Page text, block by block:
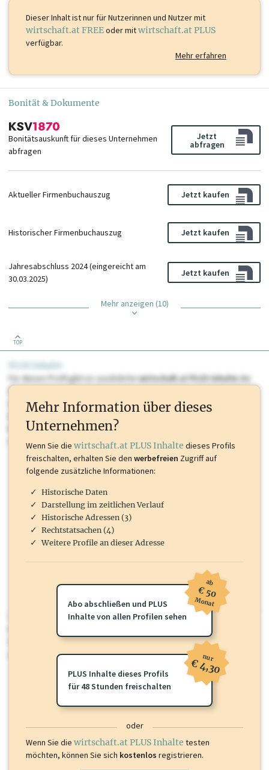
Dieser Inhalt istnur für Nutzerinnen und Nutzer mit
wirtschaft.at FREEoder mitwirtschaft.at PLUS
verfügbar.
Mehr erfahren
Bonität & Dokumente
Bonitätsauskunft für dieses Unternehmen
abfragen
Jetzt
abfragen
Aktueller Firmenbuchauszug Jetzt kaufen
Historischer Firmenbuchauszug Jetzt kaufen
Jahresabschluss 2024 (eingereicht am
30.03.2025)
Jetzt kaufen
Mehr anzeigen (10)
TOP
Für dieses Profil gibt es zusätzlichewirtschaft.at PLUS Inhaltedie
Sie momentan nicht einsehen können. Schalten Sie dieses Profil frei
oder loggen Sie sich ein um diese Inhalte zu sehen. wirtschaft.at PLUS
Marken, Patente, Rechtstatsachen, OTS-Aussendungen, und viele
mehr.
wirtschaft.at PLUS
Sie momentan nicht einsehen können. Schalten Sie dieses Profil frei
oder loggen Sie sich ein um diese Inhalte zu sehen.
Mehr Information über dieses
Unternehmen?
Wenn Sie die wirtschaft.at PLUS Inhalte dieses Profils
freischalten, erhalten Sie den werbefreien Zugriff auf
folgende zusätzliche Informationen:
Historische Daten
Darstellung im zeitlichen Verlauf
Historische Adressen (3)
Rechtstatsachen (4)
Weitere Profile an dieser Adresse
Abo abschließen und PLUS
Inhalte von allen Profilen sehen
ab
€ 50
Monat
PLUS Inhalte dieses Profils
für 48 Stunden freischalten
nur
€ 4,30
oder
Wenn Sie die wirtschaft.at PLUS Inhalte testen
möchten, können Sie sich kostenlos registrieren.